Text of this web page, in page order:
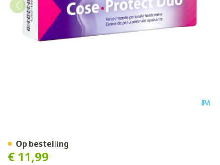
€ 11,99
Op bestelling